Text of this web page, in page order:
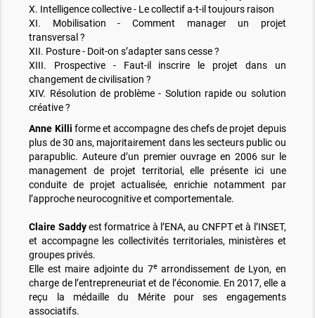
X. Intelligence collective - Le collectif a-t-il toujours raison
XI. Mobilisation - Comment manager un projet
transversal ?
XII. Posture - Doit-on s’adapter sans cesse ?
XIII. Prospective - Faut-il inscrire le projet dans un
changement de civilisation ?
XIV. Résolution de problème - Solution rapide ou solution
créative ?
Anne Killi forme et accompagne des chefs de projet depuis
plus de 30 ans, majoritairement dans les secteurs public ou
parapublic. Auteure d’un premier ouvrage en 2006 sur le
management de projet territorial, elle présente ici une
conduite de projet actualisée, enrichie notamment par
l’approche neurocognitive et comportementale.
Claire Saddyest formatrice à l’ENA, au CNFPT et à l’INSET,
et accompagne les collectivités territoriales, ministères et
groupes privés.
Elle est maire adjointe du 7earrondissement de Lyon, en
charge de l’entrepreneuriat et de l’économie. En 2017, elle a
reçu la médaille du Mérite pour ses engagements
associatifs.